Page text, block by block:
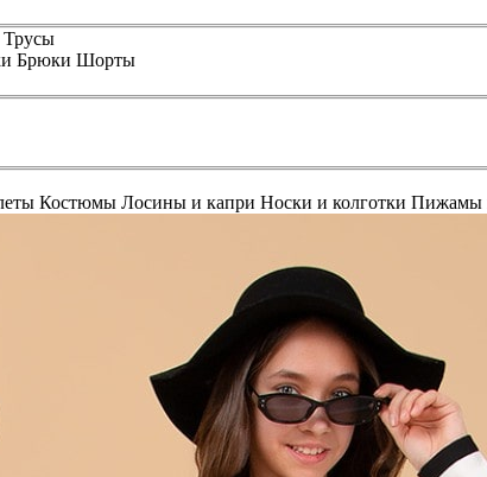
Трусы
Брюки Шорты
Костюмы Лосины и капри Носки и колготки Пижамы